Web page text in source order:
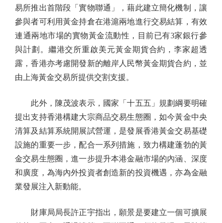
易所推出首階段「實物聯通」，藉此建立簡化機制，讓
參與者可利用黃金持倉在港滬兩地進行交易結算，有效
連通兩地市場的實物黃金流動性，目前已有3家銀行參
與計劃。繼港交所重啟美元黃金期貨合約，李家超透
露，香港亦考慮開發新的離岸人民幣黃金期貨合約，並
由上海黃金交易所提供交割支援。
此外，陳茂波表示，國家「十五五」規劃綱要明確
提出支持香港構建大宗商品交易生態圈，如今黃金中央
清算及結算系統開展試營運，是發展香港黃金交易基礎
設施的重要一步，配合一系列措施，致力構建蓬勃的黃
金交易生態圈，進一步提升本港金融市場的內涵、深度
和廣度，為海內外投資者創造新的投資機遇，亦為金融
業發展注入新動能。
財庫局局長許正宇指出，願景是要建立一個可擴展